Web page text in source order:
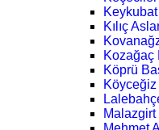
Kılıç
Kozağaç
Köprü